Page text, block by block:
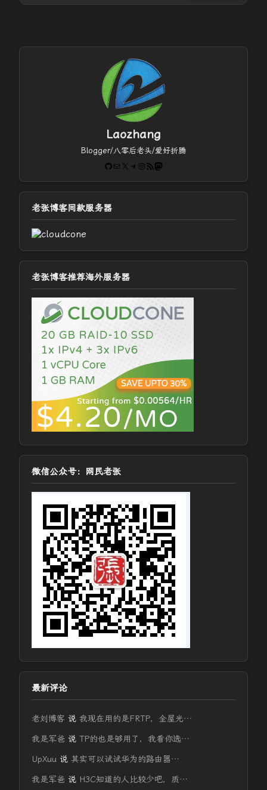
Laozhang
Blogger/八零后老头/爱好折腾
GitHub
电子邮件 X Telegram
Instagram
RSS FeedMastodon
老张博客同款服务器
老张博客推荐海外服务器
微信公众号：网民老张
最新评论
老刘博客 说 我现在用的是FRTP，全屋光…
我是军爸 说 TP的也是够用了，我看你选…
UpXuu 说 其实可以试试华为的路由器…
我是军爸 说 H3C知道的人比较少吧，质…